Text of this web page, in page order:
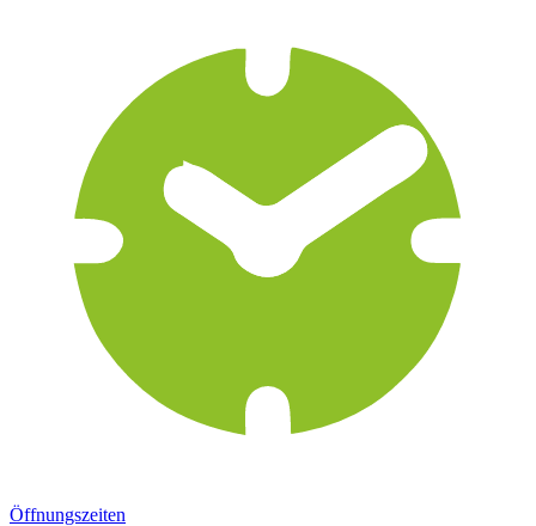
Öffnungszeiten